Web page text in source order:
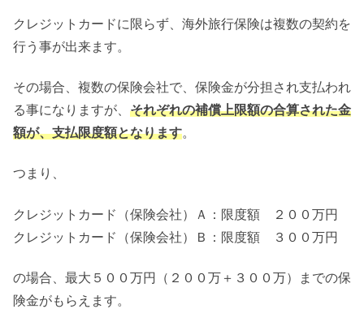
クレジットカードに限らず、海外旅行保険は複数の契約を
行う事が出来ます。
その場合、複数の保険会社で、保険金が分担され支払われ
る事になりますが、 それぞれの補償上限額の合算された金
額が、支払限度額となります。
つまり、
クレジットカード（保険会社）Ａ：限度額 ２００万円
クレジットカード（保険会社）Ｂ：限度額 ３００万円
の場合、最大５００万円（２００万＋３００万）までの保
険金がもらえます。